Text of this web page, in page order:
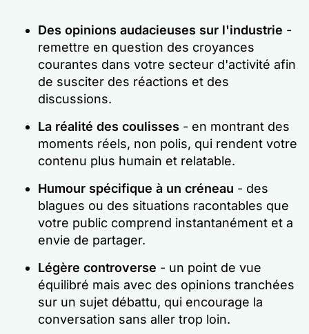
Des opinions audacieuses sur l'industrie -
remettre en question des croyances
courantes dans votre secteur d'activité afin
de susciter des réactions et des
discussions.
La réalité des coulisses - en montrant des
moments réels, non polis, qui rendent votre
contenu plus humain et relatable.
Humour spécifique à un créneau - des
blagues ou des situations racontables que
votre public comprend instantanément et a
envie de partager.
Légère controverse - un point de vue
équilibré mais avec des opinions tranchées
sur un sujet débattu, qui encourage la
conversation sans aller trop loin.